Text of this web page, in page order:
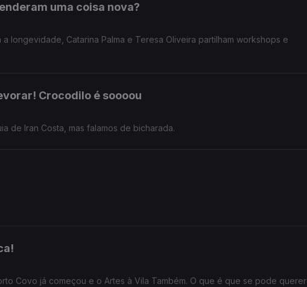
uma coisa nova?
longevidade, Catarina Palma e Teresa Oliveira partilham workshops e
Crocodilo é soooou
de Iran Costa, mas falamos de bicharada.
Covo já começou e o Artes à Vila Também. O que é que se pode querer